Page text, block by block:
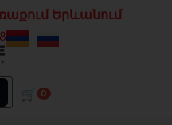
Երևանում
🛒 0